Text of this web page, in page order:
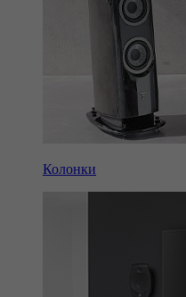
Колонки